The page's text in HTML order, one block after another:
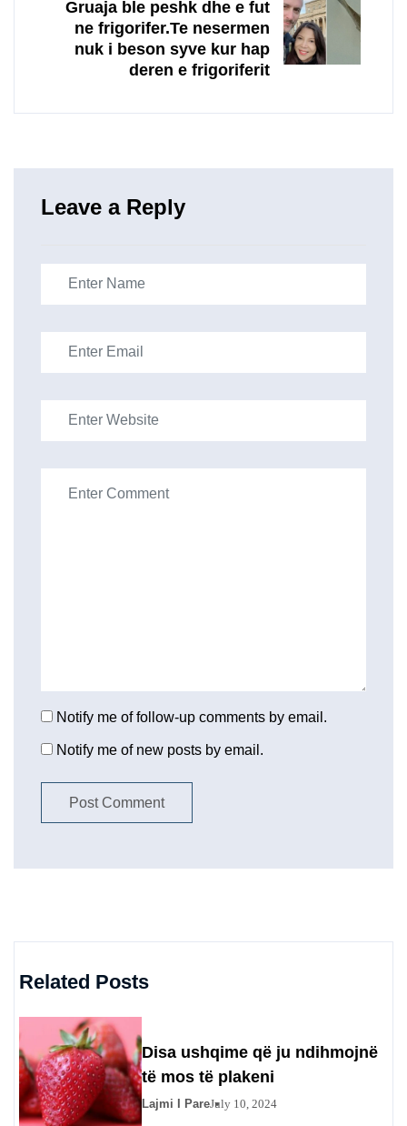
Gruaja ble peshk dhe e fut
ne frigorifer.Te nesermen
nuk i beson syve kur hap
deren e frigoriferit
Leave a Reply
Notify me of follow-up comments by email.
Notify me of new posts by email.
Related Posts
Disa ushqime që ju ndihmojnë
të mos të plakeni
Lajmi I PareJuly 10, 2024